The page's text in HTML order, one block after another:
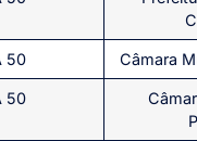
50 Câmara
50